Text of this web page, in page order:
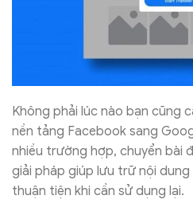
Không phải lúc nào bạn cũng
nền tảng Facebook sang
nhiều trường hợp, chuyển bài
giải pháp giúp lưu trữ nội
thuận tiện khi cần sử dụng lại.